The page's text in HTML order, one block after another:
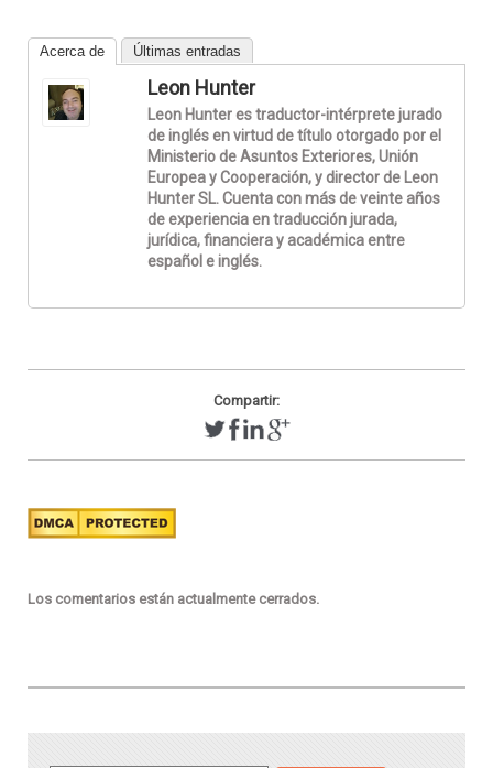
Acerca de Últimas entradas
Leon Hunter
Leon Hunter es traductor-intérprete jurado
de inglés en virtud de título otorgado por el
Ministerio de Asuntos Exteriores, Unión
Europea y Cooperación, y director de Leon
Hunter SL. Cuenta con más de veinte años
de experiencia en traducción jurada,
jurídica, financiera y académica entre
español e inglés.
Compartir:
Los comentarios están actualmente cerrados.